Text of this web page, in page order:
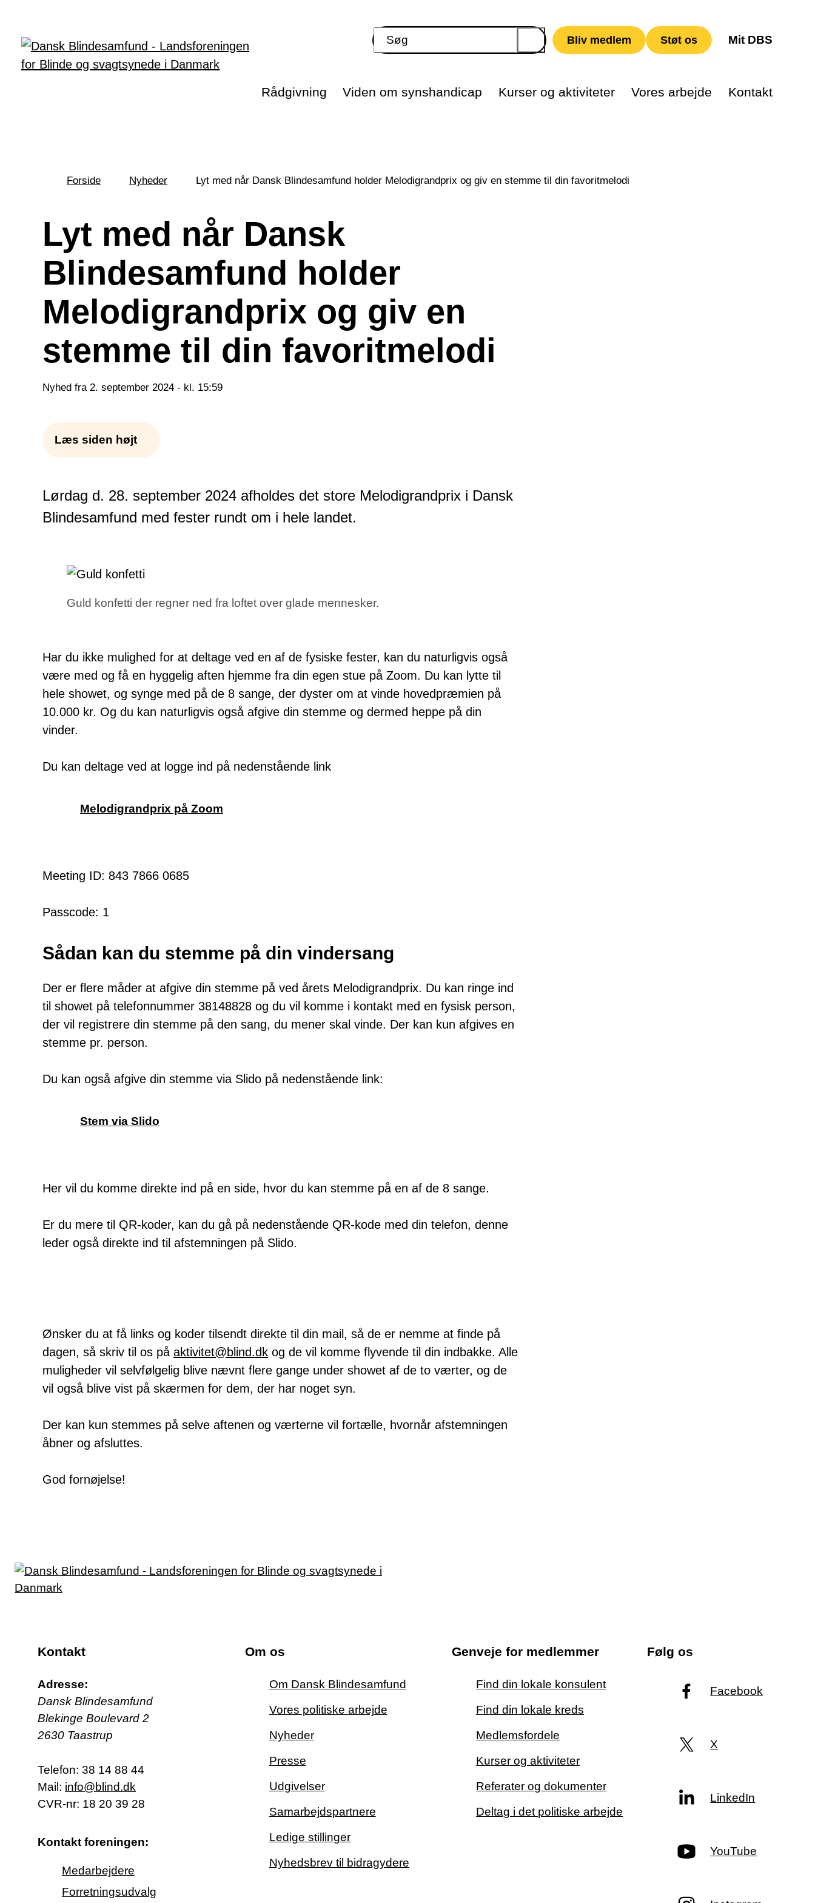
Bliv medlem Støt os Mit DBS
Rådgivning Viden om synshandicap Kurser og aktiviteter Vores arbejde Kontakt
her:
Forside Nyheder Lyt med når Dansk Blindesamfund holder Melodigrandprix og giv en stemme til din favoritmelodi
Lyt med når Dansk
Blindesamfund holder
Melodigrandprix og giv en
stemme til din favoritmelodi
Nyhed fra 2. september 2024 - kl. 15:59
Læs siden højt
Lørdag d. 28. september 2024 afholdes det store Melodigrandprix i Dansk
Blindesamfund med fester rundt om i hele landet.
Guld konfetti der regner ned fra loftet over glade mennesker.
Har du ikke mulighed for at deltage ved en af de fysiske fester, kan du naturligvis også
være med og få en hyggelig aften hjemme fra din egen stue på Zoom. Du kan lytte til
hele showet, og synge med på de 8 sange, der dyster om at vinde hovedpræmien på
10.000 kr. Og du kan naturligvis også afgive din stemme og dermed heppe på din
vinder.
Du kan deltage ved at logge ind på nedenstående link
Melodigrandprix på Zoom
Meeting ID: 843 7866 0685
Passcode: 1
Sådan kan du stemme på din vindersang
Der er flere måder at afgive din stemme på ved årets Melodigrandprix. Du kan ringe ind
til showet på telefonnummer 38148828 og du vil komme i kontakt med en fysisk person,
der vil registrere din stemme på den sang, du mener skal vinde. Der kan kun afgives en
stemme pr. person.
Du kan også afgive din stemme via Slido på nedenstående link:
Stem via Slido
Her vil du komme direkte ind på en side, hvor du kan stemme på en af de 8 sange.
Er du mere til QR-koder, kan du gå på nedenstående QR-kode med din telefon, denne
leder også direkte ind til afstemningen på Slido.
Ønsker du at få links og koder tilsendt direkte til din mail, så de er nemme at finde på
dagen, så skriv til os på aktivitet@blind.dk og de vil komme flyvende til din indbakke. Alle
muligheder vil selvfølgelig blive nævnt flere gange under showet af de to værter, og de
vil også blive vist på skærmen for dem, der har noget syn.
Der kan kun stemmes på selve aftenen og værterne vil fortælle, hvornår afstemningen
åbner og afsluttes.
God fornøjelse!
Kontakt
Adresse:
Dansk Blindesamfund
Blekinge Boulevard 2
2630 Taastrup
Telefon: 38 14 88 44
Mail: info@blind.dk
CVR-nr: 18 20 39 28
Kontakt foreningen:
Medarbejdere
Forretningsudvalg
Om os
Om Dansk Blindesamfund
Vores politiske arbejde
Nyheder
Presse
Udgivelser
Samarbejdspartnere
Ledige stillinger
Nyhedsbrev til bidragydere
Genveje for medlemmer
Find din lokale konsulent
Find din lokale kreds
Medlemsfordele
Kurser og aktiviteter
Referater og dokumenter
Deltag i det politiske arbejde
Følg os
Facebook
X
LinkedIn
YouTube